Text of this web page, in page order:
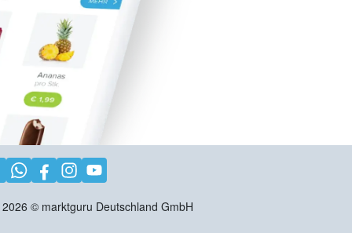
2026 © marktguru Deutschland GmbH